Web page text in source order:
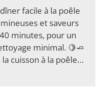
facile à la poêle
et saveurs
minutes, pour un
minimal. 🍋🧈
cuisson à la poêle…